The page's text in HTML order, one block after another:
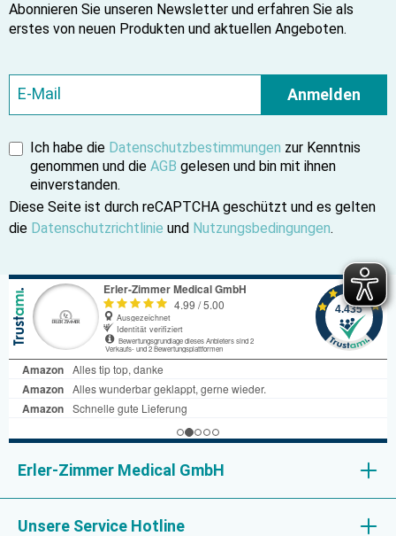
Abonnieren Sie unseren Newsletter und erfahren Sie als
erstes von neuen Produkten und aktuellen Angeboten.
Anmelden
Ich habe die Datenschutzbestimmungen zur Kenntnis
genommen und die AGB gelesen und bin mit ihnen
einverstanden.
Diese Seite ist durch reCAPTCHA geschützt und es gelten
die Datenschutzrichtlinie und Nutzungsbedingungen.
Erler-Zimmer Medical GmbH
Unsere Service Hotline